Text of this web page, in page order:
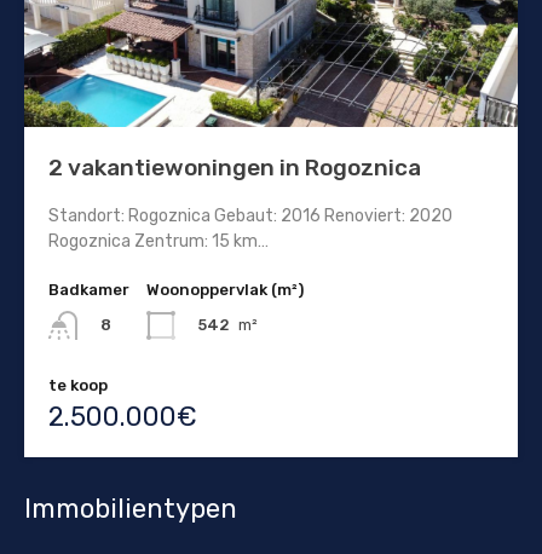
2 vakantiewoningen in Rogoznica
Standort: Rogoznica Gebaut: 2016 Renoviert: 2020
Rogoznica Zentrum: 15 km…
Badkamer
8
Woonoppervlak (m²)
542 m²
te koop
2.500.000€
Immobilientypen